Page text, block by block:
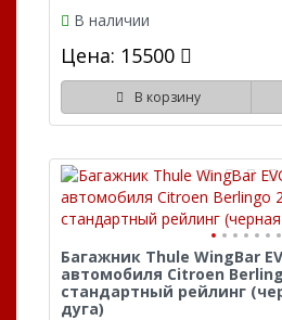
В наличии
Цена: 15500
В корзину
Багажник Thule WingBar
автомобиля Citroen
стандартный рейлинг
дуга)